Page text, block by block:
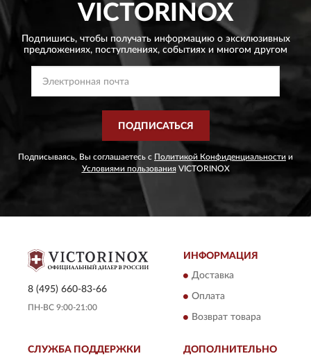
VICTORINOX
Подпишись, чтобы получать информацию о эксклюзивных
предложениях, поступлениях, событиях и многом другом
ПОДПИСАТЬСЯ
Подписываясь, Вы соглашаетесь с Политикой Конфиденциальности и
Условиями пользованияVICTORINOX
8 (495) 660-83-66
ПН-ВС 9:00-21:00
ИНФОРМАЦИЯ
Доставка
Оплата
Возврат товара
СЛУЖБА ПОДДЕРЖКИ ДОПОЛНИТЕЛЬНО